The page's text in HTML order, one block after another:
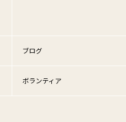
ブログ
ボランティア